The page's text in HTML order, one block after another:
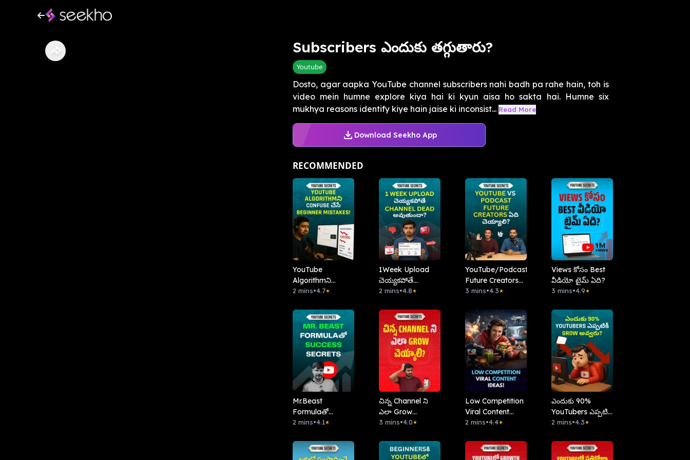
Subscribers ఎందుకు తగ్గుతారు?
Youtube
Dosto, agar aapka YouTube channel subscribers nahi badh pa rahe hain, toh is
video mein humne explore kiya hai ki kyun aisa ho sakta hai. Humne six
mukhya reasons identify kiye hain jaise ki inconsist... Read More
Download Seekho App
RECOMMENDED
YouTube
Algorithmని
Confuse చేసే
Mistakes!
2 mins•4.7★
⁠1Week Upload
చెయ్యకపోతే
Channel Dead
2 mins•4.8★
YouTube/Podcast
Future Creators
ఏది చెయ్యాలి?
3 mins•4.3★
Views కోసం Best
వీడియో టైమ్ ఏది?
3 mins•4.9★
Mr.Beast
Formulaతో
Success Secrets
2 mins•4.1★
చిన్న Channel ని
ఎలా Grow
చెయ్యాలి?
3 mins•4.0★
Low Competition
Viral Content
Ideas!
2 mins•4.4★
ఎందుకు 90%
YouTubers ఎప్పటికీ
Grow అవ్వరు?
2 mins•4.3★